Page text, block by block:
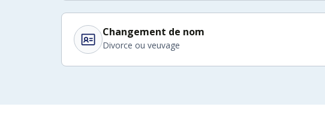
Changement de nom
Divorce ou veuvage